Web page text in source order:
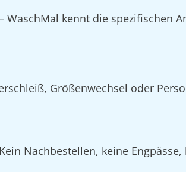
kennt die spezifischen
Größenwechsel oder
Nachbestellen, keine Engpässe,